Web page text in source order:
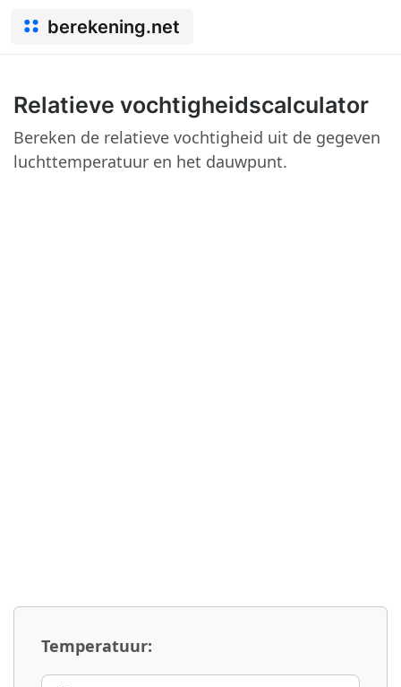
berekening.net
Relatieve vochtigheidscalculator
Bereken de relatieve vochtigheid uit de gegeven
luchttemperatuur en het dauwpunt.
Temperatuur: